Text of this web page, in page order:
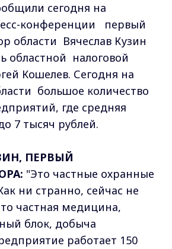
сегодня на
конференции первый
области Вячеслав Кузин
областной налоговой
Кошелев. Сегодня на
большое количество
где средняя
7 тысяч рублей.
ПЕРВЫЙ
"Это частные охранные
ни странно, сейчас не
частная медицина,
блок, добыча
работает 150